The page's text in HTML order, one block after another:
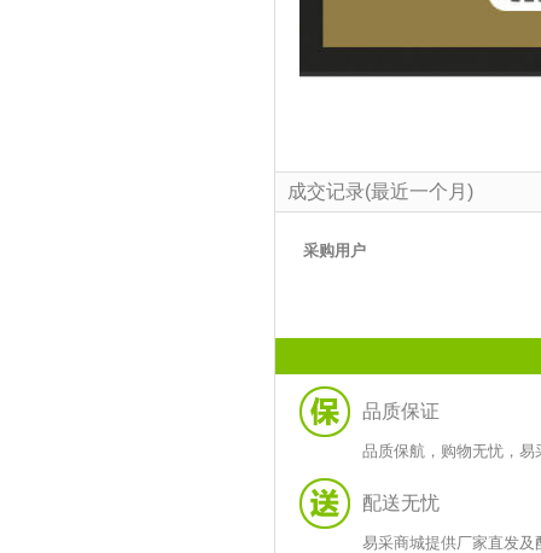
成交记录(最近一个月)
采购用户
品质保证
品质保航，购物无忧，
配送无忧
易采商城提供厂家直发